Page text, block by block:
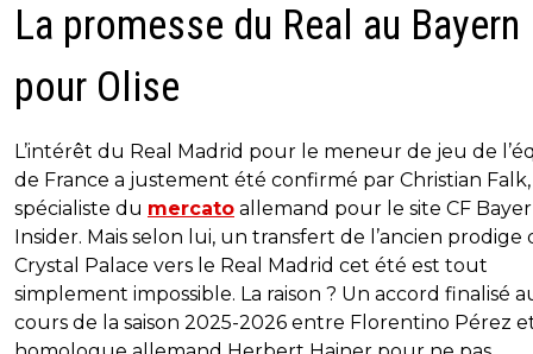
La promesse du Real au Bayern
pour Olise
L’intérêt du Real Madrid pour le meneur de jeu de
de France a justement été confirmé par Christian Falk,
spécialiste du mercato allemand pour le site CF
Insider. Mais selon lui, un transfert de l’ancien prodige
Crystal Palace vers le Real Madrid cet été est tout
simplement impossible. La raison ? Un accord finalisé
cours de la saison 2025-2026 entre Florentino Pérez